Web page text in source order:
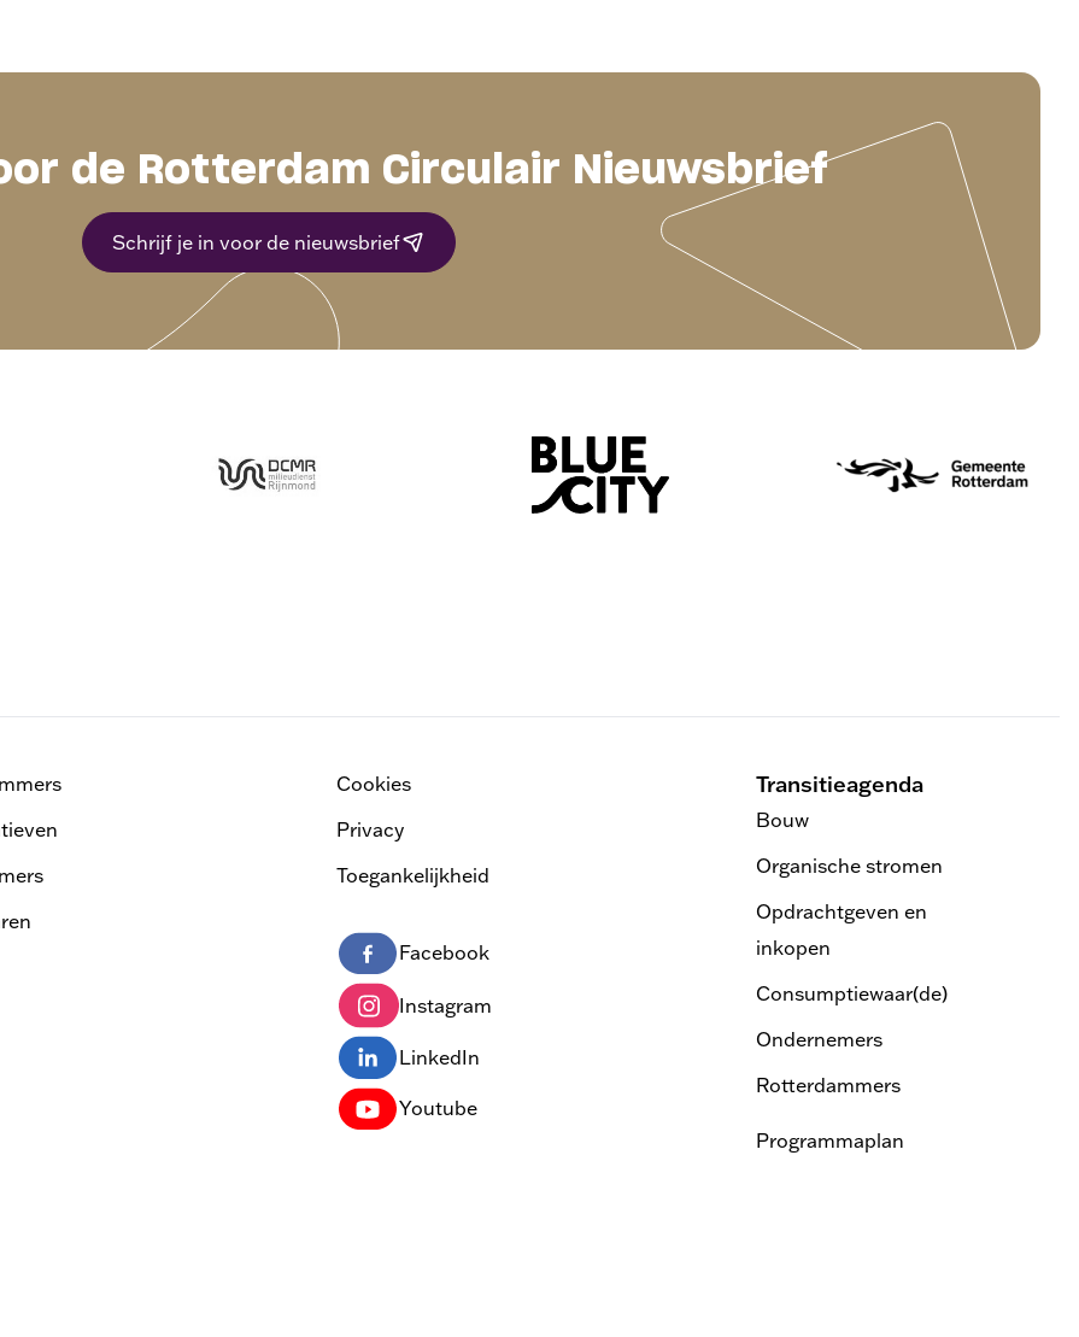
de Rotterdam Circulair Nieuwsbrief
Schrijf je in voor de nieuwsbrief
Cookies
Privacy
Toegankelijkheid
Facebook
Instagram
LinkedIn
Youtube
Transitieagenda
Bouw
Organische stromen
Opdrachtgeven en
inkopen
Consumptiewaar(de)
Ondernemers
Rotterdammers
Programmaplan